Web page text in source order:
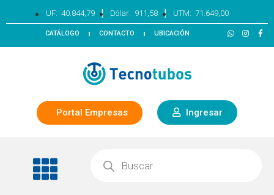
UF: 40.844,79 | Dólar: 911,58 | UTM: 71.649,00
CATÁLOGO CONTACTO UBICACIÓN
Portal Empresas Ingresar